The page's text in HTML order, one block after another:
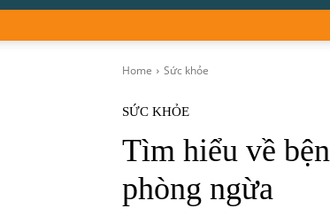
Home Sức khỏe
SỨC KHỎE
Tìm hiểu về
phòng ngừa